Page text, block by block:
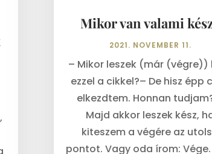
Mikor van valami
2021. NOVEMBER 11.
– Mikor leszek (már (végre))
ezzel a cikkel?– De hisz épp
elkezdtem. Honnan
Majd akkor leszek kész,
kiteszem a végére az
pontot. Vagy oda írom: